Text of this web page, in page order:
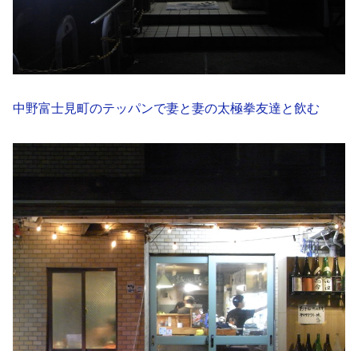
中野富士見町のテッパンで妻と妻の太極拳友達と飲む